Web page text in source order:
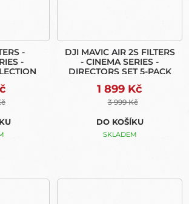
-
-
DJI MAVIC AIR 2S FILTERS
- CINEMA SERIES -
DIRECTORS SET 5-PACK
1 899 Kč
3 999 Kč
DO KOŠÍKU
SKLADEM